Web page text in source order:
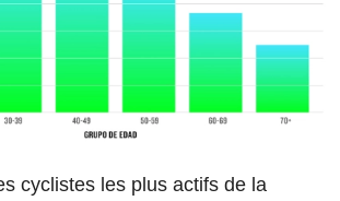
cyclistes les plus actifs de la